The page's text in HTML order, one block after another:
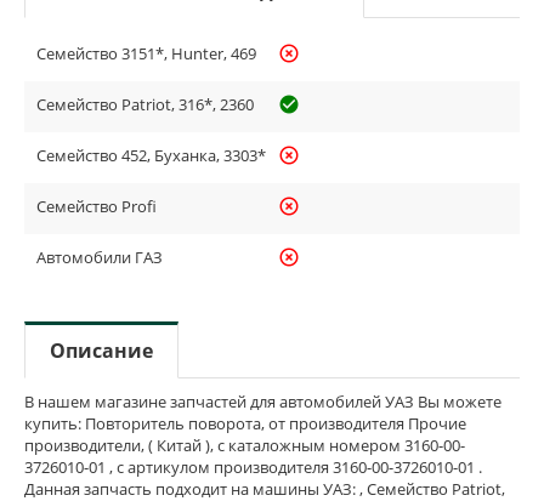
Семейство 3151*, Hunter, 469 highlight_off
Семейство Patriot, 316*, 2360 check_circle_outline
Семейство 452, Буханка, 3303* highlight_off
Семейство Profi highlight_off
Автомобили ГАЗ highlight_off
Описание
В нашем магазине запчастей для автомобилей УАЗ Вы можете
купить: Повторитель поворота, от производителя Прочие
производители, ( Китай ), с каталожным номером 3160-00-
3726010-01 , с артикулом производителя 3160-00-3726010-01 .
Данная запчасть подходит на машины УАЗ: , Семейство Patriot,